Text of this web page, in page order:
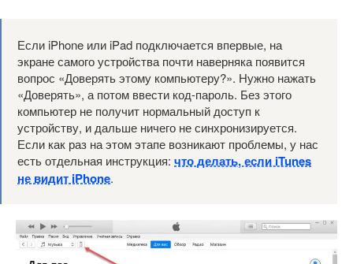
Если iPhone или iPad подключается впервые, на
экране самого устройства почти наверняка появится
вопрос «Доверять этому компьютеру?». Нужно нажать
«Доверять», а потом ввести код-пароль. Без этого
компьютер не получит нормальный доступ к
устройству, и дальше ничего не синхронизируется.
Если как раз на этом этапе возникают проблемы, у нас
есть отдельная инструкция: что делать, если iTunes
не видит iPhone.